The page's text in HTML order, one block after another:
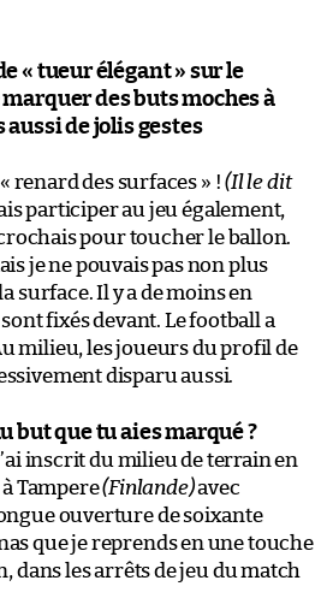
« tueur élégant » sur le
des buts moches à
de jolis gestes
renard des surfaces » !(Il le dit
participer au jeu également,
pour toucher le ballon.
je ne pouvais pas non plus
surface. Il y a de moins en
fixés devant. Le football a
milieu, les joueurs du profil de
disparu aussi.
but que tu aies marqué ?
inscrit du milieu de terrain en
Tampere(Finlande)avec
ouverture de soixante
que je reprends en une touche
dans les arrêts de jeu du match